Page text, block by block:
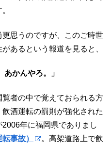
思うのですが、このご時世
あるという報道を見ると、
かんやろ。」
者の中で覚えておられる方
酒運転の罰則が強化された
年に福岡県でありまし
事故）
。高架道路上で飲